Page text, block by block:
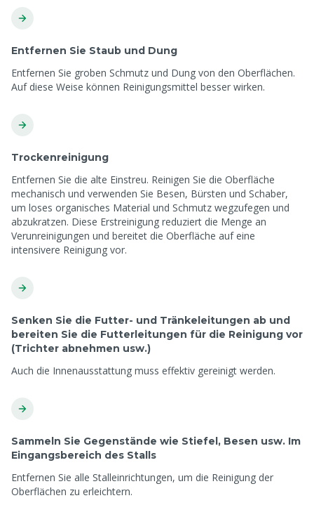
Entfernen Sie Staub und Dung
Entfernen Sie groben Schmutz und Dung von den Oberflächen.
Auf diese Weise können Reinigungsmittel besser wirken.
Trockenreinigung
Entfernen Sie die alte Einstreu. Reinigen Sie die Oberfläche
mechanisch und verwenden Sie Besen, Bürsten und Schaber,
um loses organisches Material und Schmutz wegzufegen und
abzukratzen. Diese Erstreinigung reduziert die Menge an
Verunreinigungen und bereitet die Oberfläche auf eine
intensivere Reinigung vor.
Senken Sie die Futter- und Tränkeleitungen ab und
bereiten Sie die Futterleitungen für die Reinigung vor
(Trichter abnehmen usw.)
Auch die Innenausstattung muss effektiv gereinigt werden.
Sammeln Sie Gegenstände wie Stiefel, Besen usw. Im
Eingangsbereich des Stalls
Entfernen Sie alle Stalleinrichtungen, um die Reinigung der
Oberflächen zu erleichtern.